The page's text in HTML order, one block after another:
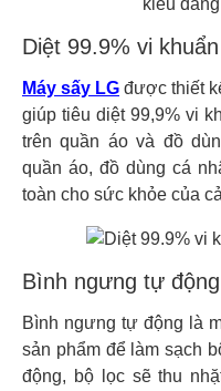
Diệt 99.9% vi
Máy sấy LG được thiết
giúp tiêu diệt 99,9% vi
trên quần áo và đồ
quần áo, đồ dùng cá
toàn cho sức khỏe của
Bình ngưng tự
Bình ngưng tự động là
sản phẩm để làm sạch
động, bộ lọc sẽ thu